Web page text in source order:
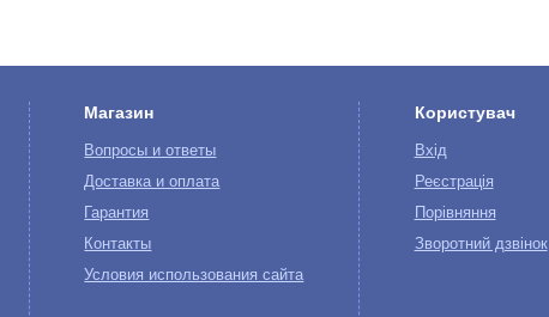
Магазин
Вопросы и ответы
Доставка и оплата
Гарантия
Контакты
Условия использования сайта
Користувач
Вхід
Реєстрація
Порівняння
Зворотний дзвінок